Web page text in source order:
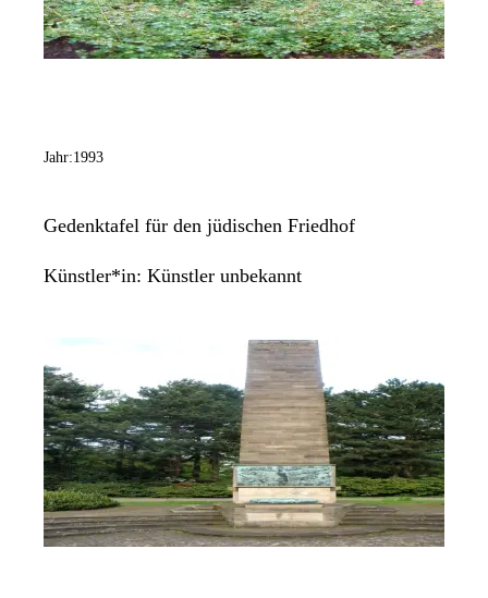
Jahr:1993
Gedenktafel für den jüdischen Friedhof
Künstler*in: Künstler unbekannt